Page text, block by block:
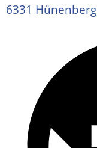
6331